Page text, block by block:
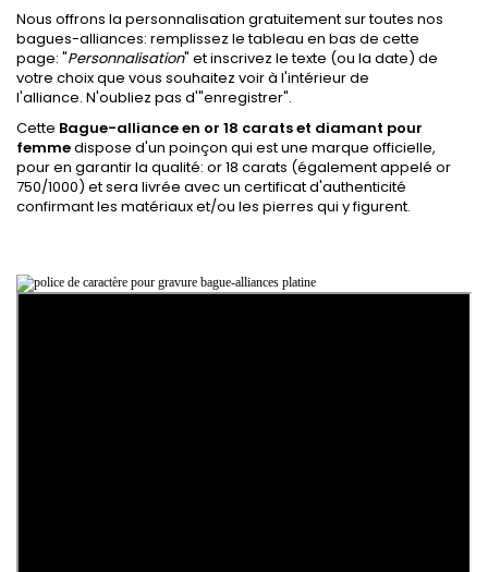
Nous offrons la personnalisation gratuitement sur toutes nos
bagues-alliances: remplissez le tableau en bas de cette
page: "Personnalisation" et inscrivez le texte (ou la date) de
votre choix que vous souhaitez voir à l'intérieur de
l'alliance. N'oubliez pas d'"enregistrer".
Cette Bague-alliance en or 18 carats et diamant pour
femmedispose d'un poinçon qui est une marque officielle,
pour en garantir la qualité: or 18 carats (également appelé or
750/1000) et sera livrée avec un certificat d'authenticité
confirmant les matériaux et/ou les pierres qui y figurent.